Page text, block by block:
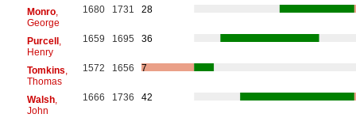
Monro,
George
1680 1731 28
Purcell,
Henry
1659 1695 36
Tomkins
Thomas
1572 1656 7
Walsh,
John
1666 1736 42